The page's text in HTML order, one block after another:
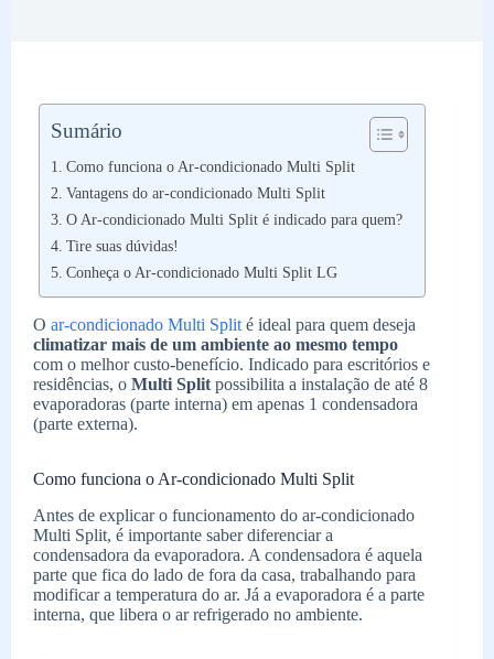
Sumário
Como funciona o Ar-condicionado Multi Split
Vantagens do ar-condicionado Multi Split
O Ar-condicionado Multi Split é indicado para quem?
Tire suas dúvidas!
Conheça o Ar-condicionado Multi Split LG
O ar-condicionado Multi Splité ideal para quem deseja
climatizar mais de um ambiente ao mesmo tempo
com o melhor custo-benefício. Indicado para escritórios e
residências, o Multi Splitpossibilita a instalação de até 8
evaporadoras (parte interna) em apenas 1 condensadora
(parte externa).
Como funciona o Ar-condicionado Multi Split
Antes de explicar o funcionamento do ar-condicionado
Multi Split, é importante saber diferenciar a
condensadora da evaporadora. A condensadora é aquela
parte que fica do lado de fora da casa, trabalhando para
modificar a temperatura do ar. Já a evaporadora é a parte
interna, que libera o ar refrigerado no ambiente.